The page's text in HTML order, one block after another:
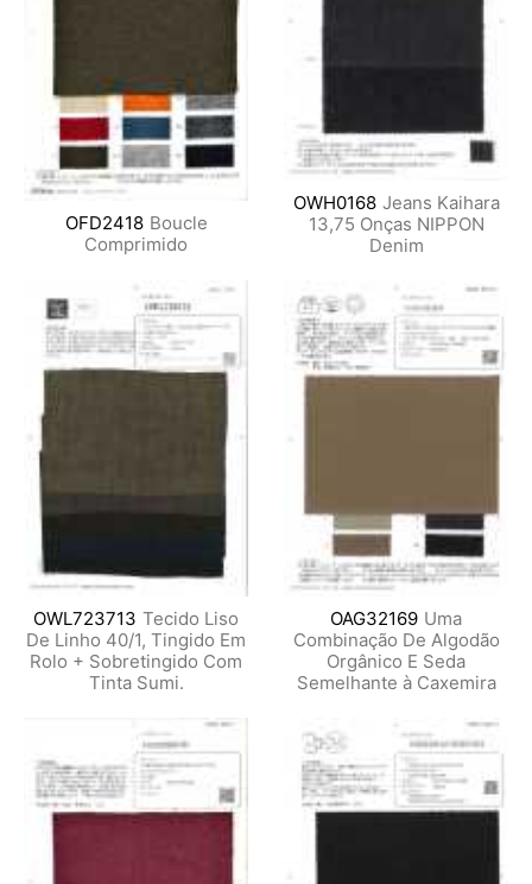
OFD2418 Boucle
Comprimido
OWH0168 Jeans Kaihara
13,75 Onças NIPPON
Denim
OWL723713 Tecido Liso
De Linho 40/1, Tingido Em
Rolo + Sobretingido Com
Tinta Sumi.
OAG32169 Uma
Combinação De Algodão
Orgânico E Seda
Semelhante à Caxemira